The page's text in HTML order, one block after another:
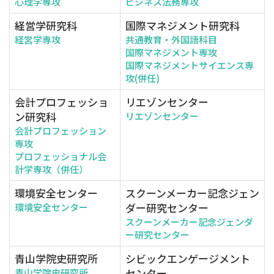
経営学研究科
経営学専攻
国際マネジメント研究科
共通教育・外国語科目
国際マネジメント専攻
国際マネジメントサイエンス専
攻(併任)
会計プロフェッショ
ン研究科
会計プロフェッション
専攻
プロフェッショナル会
計学専攻（併任）
リエゾンセンター
リエゾンセンター
環境安全センター
環境安全センター
スクーンメーカー記念ジェン
ダー研究センター
スクーンメーカー記念ジェンダ
ー研究センター
青山学院史研究所
シビックエンゲージメント